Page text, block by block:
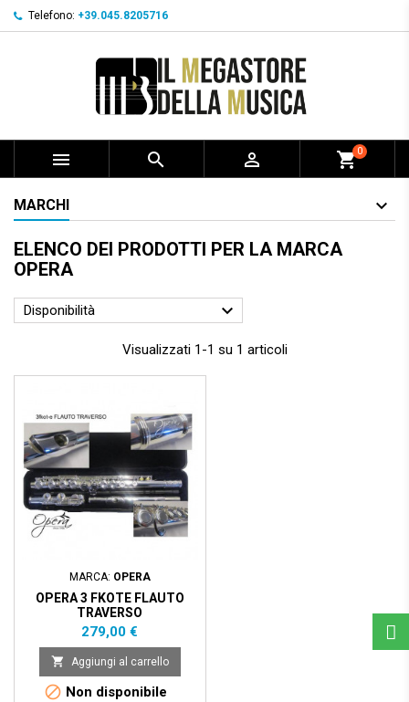
Telefono: +39.045.8205716
   shopping_cart0
MARCHI
ELENCO DEI PRODOTTI PER LA MARCA
OPERA
Disponibilità 
Visualizzati 1-1 su 1 articoli
MARCA: OPERA
OPERA 3 FKOTE FLAUTO
TRAVERSO
Prezzo
279,00 €
 Aggiungi al carrello
 Non disponibile